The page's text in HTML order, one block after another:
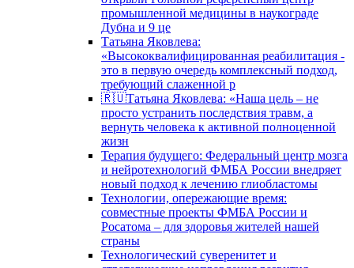
промышленной медицины в наукограде
Дубна и 9 це
Татьяна Яковлева:
«Высококвалифицированная реабилитация -
это в первую очередь комплексный подход,
требующий слаженной р
🇷🇺Татьяна Яковлева: «Наша цель – не
просто устранить последствия травм, а
вернуть человека к активной полноценной
жизн
Терапия будущего: Федеральный центр мозга
и нейротехнологий ФМБА России внедряет
новый подход к лечению глиобластомы
Технологии, опережающие время:
совместные проекты ФМБА России и
Росатома – для здоровья жителей нашей
страны
Технологический суверенитет и